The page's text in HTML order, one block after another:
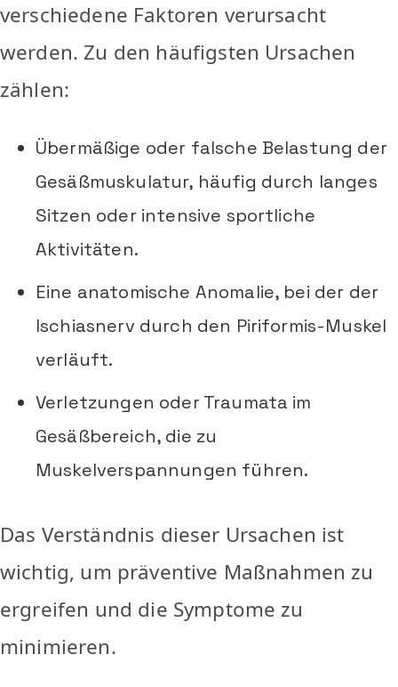
verschiedene Faktoren verursacht
werden. Zu den häufigsten Ursachen
zählen:
Übermäßige oder falsche Belastung der
Gesäßmuskulatur, häufig durch langes
Sitzen oder intensive sportliche
Aktivitäten.
Eine anatomische Anomalie, bei der der
Ischiasnerv durch den Piriformis-Muskel
verläuft.
Verletzungen oder Traumata im
Gesäßbereich, die zu
Muskelverspannungen führen.
Das Verständnis dieser Ursachen ist
wichtig, um präventive Maßnahmen zu
ergreifen und die Symptome zu
minimieren.